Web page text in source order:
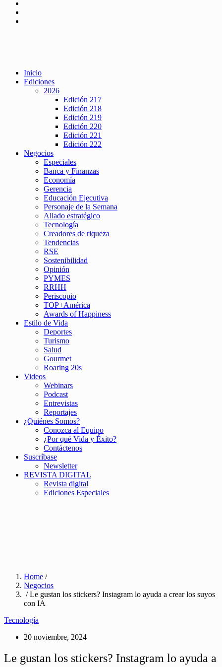
Inicio
Ediciones
2026
Edición 217
Edición 218
Edición 219
Edición 220
Edición 221
Edición 222
Negocios
Especiales
Banca y Finanzas
Economía
Gerencia
Educación Ejecutiva
Personaje de la Semana
Aliado estratégico
Tecnología
Creadores de riqueza
Tendencias
RSE
Sostenibilidad
Opinión
PYMES
RRHH
Periscopio
TOP+América
Awards of Happiness
Estilo de Vida
Deportes
Turismo
Salud
Gourmet
Roaring 20s
Videos
Webinars
Podcast
Entrevistas
Reportajes
¿Quiénes Somos?
Conozca al Equipo
¿Por qué Vida y Éxito?
Contáctenos
Suscríbase
Newsletter
REVISTA DIGITAL
Revista digital
Ediciones Especiales
Home /
Negocios
/ Le gustan los stickers? Instagram lo ayuda a crear los suyos
con IA
Tecnología
20 noviembre, 2024
Le gustan los stickers? Instagram lo ayuda a